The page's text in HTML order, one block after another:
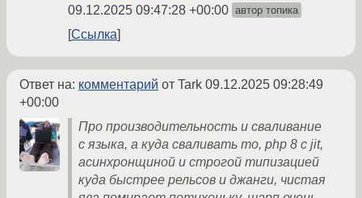
09.12.2025 09:47:28 +00:00 автор топика
Ссылка
Ответ на: комментарий от Tark 09.12.2025 09:28:49
+00:00
Про производительность и сваливание
с языка, а куда сваливать то, php 8 с jit,
асинхронщиной и строгой типизацией
куда быстрее рельсов и джанги, чистая